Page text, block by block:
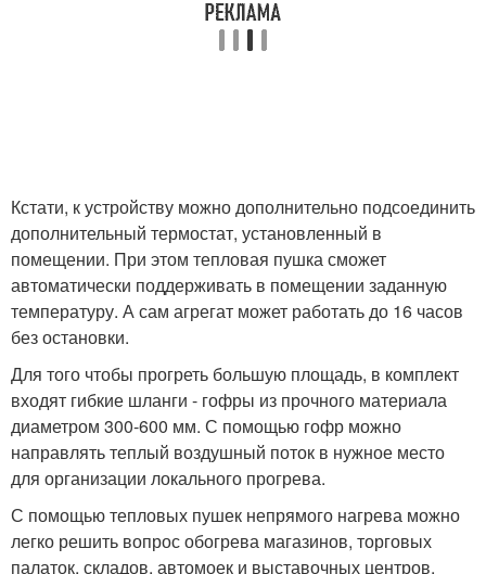
Кстати, к устройству можно дополнительно подсоединить
дополнительный термостат, установленный в
помещении. При этом тепловая пушка сможет
автоматически поддерживать в помещении заданную
температуру. А сам агрегат может работать до 16 часов
без остановки.
Для того чтобы прогреть большую площадь, в комплект
входят гибкие шланги - гофры из прочного материала
диаметром 300-600 мм. С помощью гофр можно
направлять теплый воздушный поток в нужное место
для организации локального прогрева.
С помощью тепловых пушек непрямого нагрева можно
легко решить вопрос обогрева магазинов, торговых
палаток, складов, автомоек и выставочных центров.